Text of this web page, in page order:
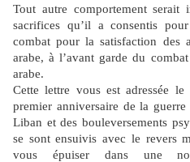
Tout autre comportement
sacrifices qu’il a consentis
combat pour la satisfaction des
arabe, à l’avant garde du
arabe.
Cette lettre vous est adressée
premier anniversaire de la
Liban et des bouleversements
se sont ensuivis avec le revers
vous épuiser dans une